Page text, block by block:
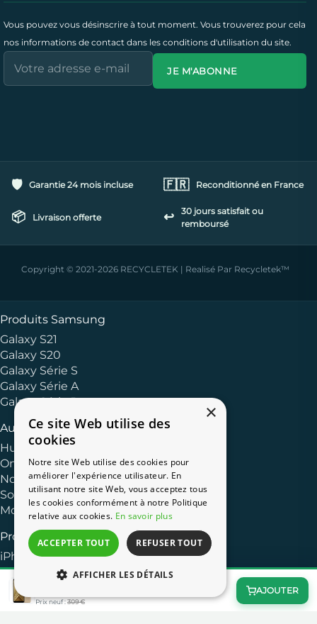
Galaxy A6 32 Go Double Sim Or
Prix neuf :309 €
AJOUTER
Vous pouvez vous désinscrire à tout moment. Vous trouverez pour cela
nos informations de contact dans les conditions d'utilisation du site.
JE M'ABONNE
🛡️ Garantie 24 mois incluse 🇫🇷 Reconditionné en France
📦 Livraison offerte ↩️
30 jours satisfait ou
remboursé
Copyright © 2021-2026 RECYCLETEK | Realisé Par Recycletek™
Produits Apple
iPhone 13
iPhone 11
iPhone XR
iPhone 8
Autres Marques
Huawei
OnePlus
Nokia
Sony
Motorola
Produits Samsung
Galaxy S21
Galaxy S20
Galaxy Série S
Galaxy Série A
Galaxy Série J
×
Ce site Web utilise des
cookies
Notre site Web utilise des cookies pour
améliorer l'expérience utilisateur. En
utilisant notre site Web, vous acceptez tous
les cookies conformément à notre Politique
relative aux cookies. En savoir plus
ACCEPTER TOUT REFUSER TOUT
AFFICHER LES DÉTAILS